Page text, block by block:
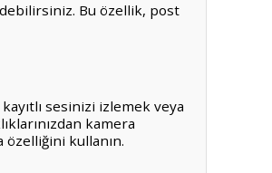
Bu özellik, post
sesinizi izlemek veya
kamera
özelliğini kullanın.